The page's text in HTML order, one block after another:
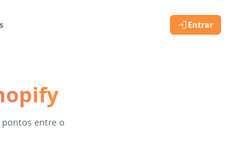
Entrar
pontos entre o